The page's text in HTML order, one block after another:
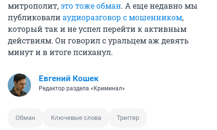
митрополит,это тоже обман. А еще недавно мы
публиковалиаудиоразговор с мошенником,
который так и не успел перейти к активным
действиям. Он говорил с уральцем аж девять
минут и в итоге психанул.
Евгений Кошек
Редактор раздела «Криминал»
Обман Ключевые слова Триггер